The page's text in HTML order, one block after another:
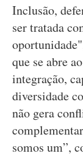
Inclusão,
ser tratada
que se abre
integração,
diversidade
não gera
somos um”,